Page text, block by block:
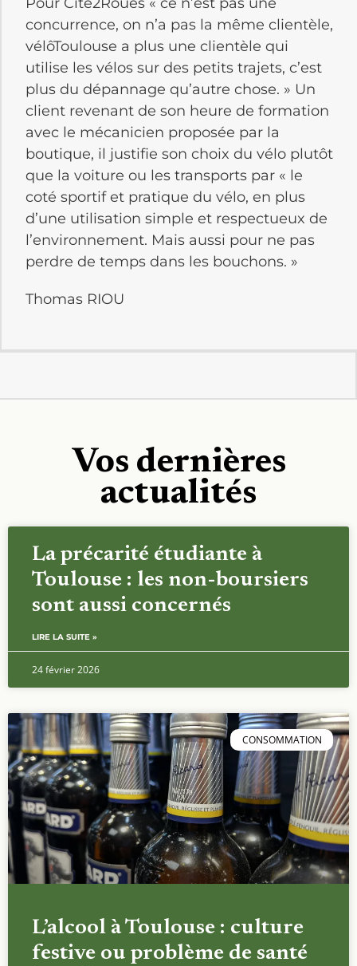
concurrence, on n’a pas la même clientèle,
vélôToulouse a plus une clientèle qui
utilise les vélos sur des petits trajets, c’est
plus du dépannage qu’autre chose. » Un
client revenant de son heure de formation
avec le mécanicien proposée par la
boutique, il justifie son choix du vélo plutôt
que la voiture ou les transports par « le
coté sportif et pratique du vélo, en plus
d’une utilisation simple et respectueux de
l’environnement. Mais aussi pour ne pas
perdre de temps dans les bouchons. »
Thomas RIOU
Vos dernières
actualités
La précarité étudiante à
Toulouse : les non-boursiers
sont aussi concernés
LIRE LA SUITE »
24 février 2026
CONSOMMATION
L’alcool à Toulouse : culture
festive ou problème de santé